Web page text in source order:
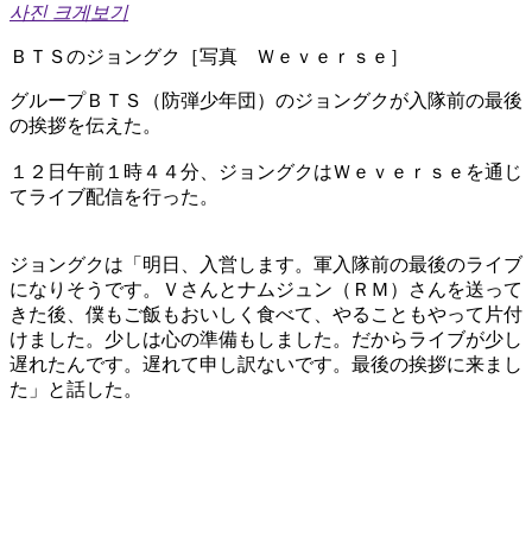
사진 크게보기
ＢＴＳのジョングク［写真 Ｗｅｖｅｒｓｅ］
グループＢＴＳ（防弾少年団）のジョングクが入隊前の最後
の挨拶を伝えた。
​１２日午前１時４４分、ジョングクはＷｅｖｅｒｓｅを通じ
てライブ配信を行った。
​ジョングクは「明日、入営します。軍入隊前の最後のライブ
になりそうです。Ｖさんとナムジュン（ＲＭ）さんを送って
きた後、僕もご飯もおいしく食べて、やることもやって片付
けました。少しは心の準備もしました。だからライブが少し
遅れたんです。遅れて申し訳ないです。最後の挨拶に来まし
た」と話した。